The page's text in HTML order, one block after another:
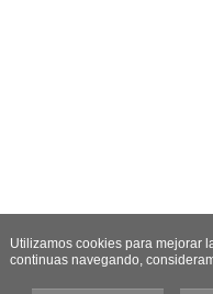
Utilizamos cookies para mejorar
continuas navegando,